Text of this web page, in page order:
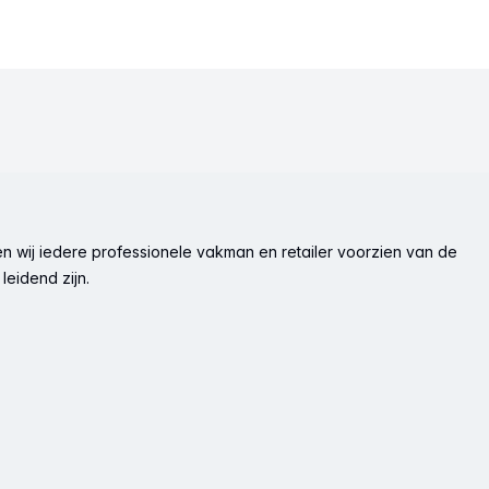
wij iedere professionele vakman en retailer voorzien van de
zijn.